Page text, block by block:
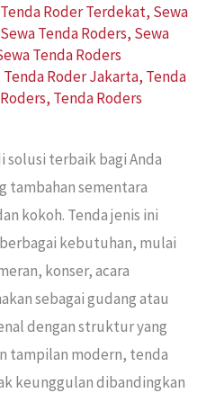
Roder Terdekat, Sewa
Sewa Tenda Roders, Sewa
Tenda Roders
Tenda Roder Jakarta, Tenda
, Tenda Roders
solusi terbaik bagi Anda
tambahan sementara
kokoh. Tenda jenis ini
kebutuhan, mulai
konser, acara
sebagai gudang atau
dengan struktur yang
tampilan modern, tenda
keunggulan dibandingkan